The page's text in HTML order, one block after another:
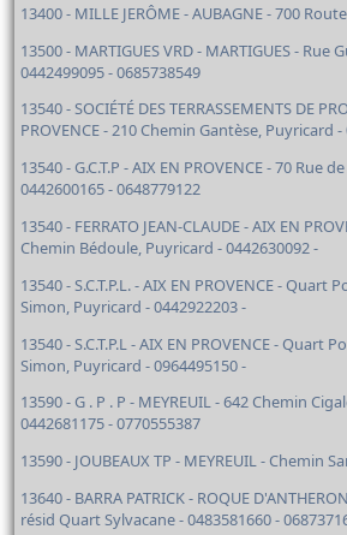
13400 - MILLE JERÔME - AUBAGNE - 700
13500 - MARTIGUES VRD - MARTIGUES -
0442499095 - 0685738549
13540 - SOCIÉTÉ DES TERRASSEMENTS DE
PROVENCE - 210 Chemin Gantèse, Puyricard -
13540 - G.C.T.P - AIX EN PROVENCE - 70 Rue
0442600165 - 0648779122
13540 - FERRATO JEAN-CLAUDE - AIX EN
Chemin Bédoule, Puyricard - 0442630092 -
13540 - S.C.T.P.L. - AIX EN PROVENCE - Quart
Simon, Puyricard - 0442922203 -
13540 - S.C.T.P.L - AIX EN PROVENCE - Quart
Simon, Puyricard - 0964495150 -
13590 - G . P . P - MEYREUIL - 642 Chemin
0442681175 - 0770555387
13590 - JOUBEAUX TP - MEYREUIL - Chemin
13640 - BARRA PATRICK - ROQUE
résid Quart Sylvacane - 0483581660 -